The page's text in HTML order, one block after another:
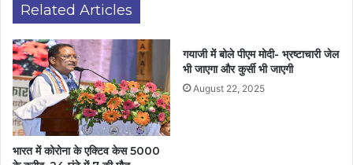
Related Articles
भारत में कोरोना के एक्टिव केस 5000
गयाजी में बोले पीएम मोदी- भ्रष्टाचारी जेल
भी जाएगा और कुर्सी भी जाएगी
August 22, 2025